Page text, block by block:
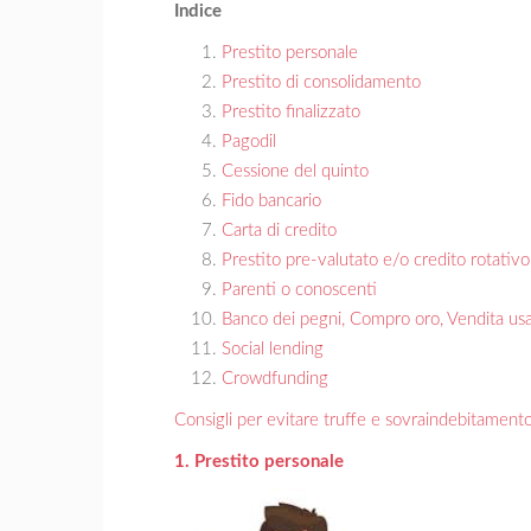
Indice
Prestito personale
Prestito di consolidamento
Prestito finalizzato
Pagodil
Cessione del quinto
Fido bancario
Carta di credito
Prestito pre-valutato e/o credito rotativo
Parenti o conoscenti
Banco dei pegni, Compro oro, Vendita
Social lending
Crowdfunding
Consigli per evitare truffe e
1. Prestito personale